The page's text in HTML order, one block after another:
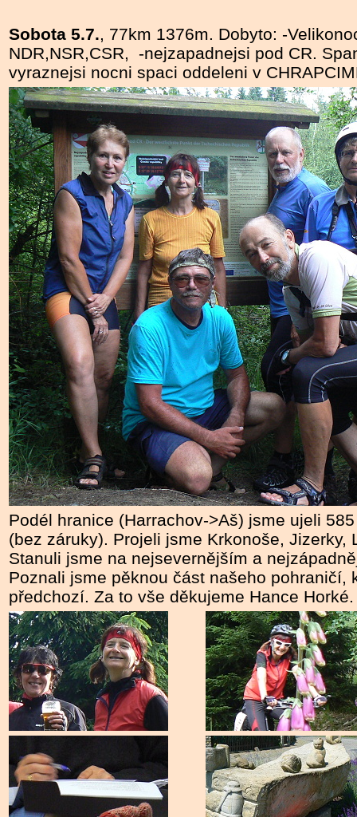
Sobota 5.7., 77km 1376m. Dobyto: -
NDR,NSR,CSR, -nejzapadnejsi pod CR.
vyraznejsi nocni spaci oddeleni v
Podél hranice (Harrachov->Aš) jsme ujeli
(bez záruky). Projeli jsme Krkonoše, Jizerky,
Stanuli jsme na nejsevernějším a
Poznali jsme pěknou část našeho pohraničí,
předchozí. Za to vše děkujeme Hance Horké.